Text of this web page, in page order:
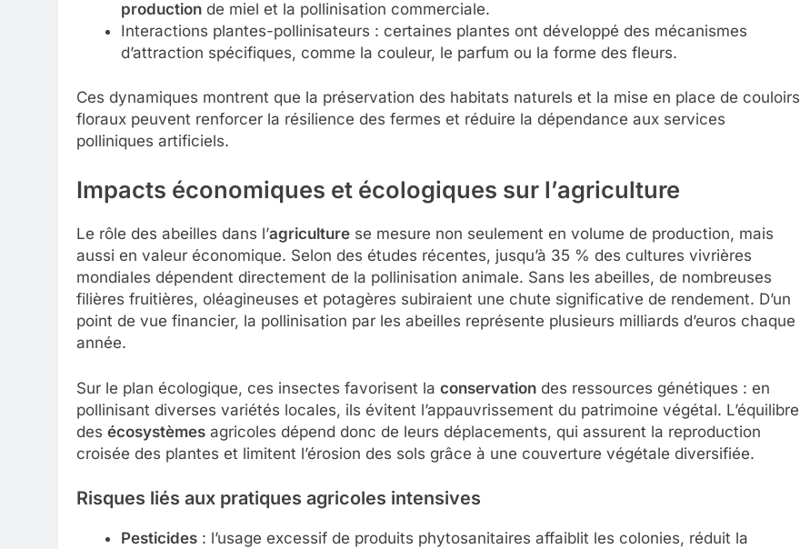
productionde miel et la pollinisation commerciale.
Interactions plantes-pollinisateurs : certaines plantes ont développé des mécanismes
d’attraction spécifiques, comme la couleur, le parfum ou la forme des fleurs.
Ces dynamiques montrent que la préservation des habitats naturels et la mise en place de couloirs
floraux peuvent renforcer la résilience des fermes et réduire la dépendance aux services
polliniques artificiels.
Impacts économiques et écologiques sur l’agriculture
Le rôle des abeilles dans l’agriculture se mesure non seulement en volume de production, mais
aussi en valeur économique. Selon des études récentes, jusqu’à 35 % des cultures vivrières
mondiales dépendent directement de la pollinisation animale. Sans les abeilles, de nombreuses
filières fruitières, oléagineuses et potagères subiraient une chute significative de rendement. D’un
point de vue financier, la pollinisation par les abeilles représente plusieurs milliards d’euros chaque
année.
Sur le plan écologique, ces insectes favorisent la conservation des ressources génétiques : en
pollinisant diverses variétés locales, ils évitent l’appauvrissement du patrimoine végétal. L’équilibre
des écosystèmes agricoles dépend donc de leurs déplacements, qui assurent la reproduction
croisée des plantes et limitent l’érosion des sols grâce à une couverture végétale diversifiée.
Risques liés aux pratiques agricoles intensives
Pesticides: l’usage excessif de produits phytosanitaires affaiblit les colonies, réduit la